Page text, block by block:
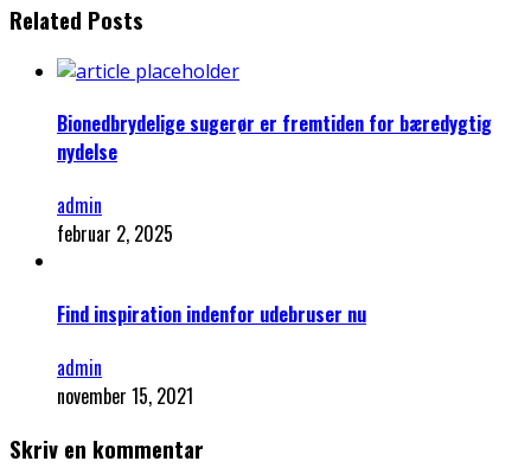
Related Posts
Bionedbrydelige sugerør er fremtiden for bæredygtig
nydelse
admin
februar 2, 2025
Find inspiration indenfor udebruser nu
admin
november 15, 2021
Skriv en kommentar